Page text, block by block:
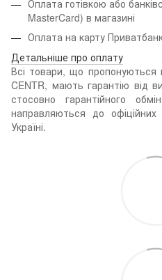
Оплата готівкою або
MasterCard) в магазині
Оплата на карту
Детальніше про оплату
Всі товари, що пропонуються
CENTR, мають гарантію від
стосовно гарантійного
направляються до
Україні.